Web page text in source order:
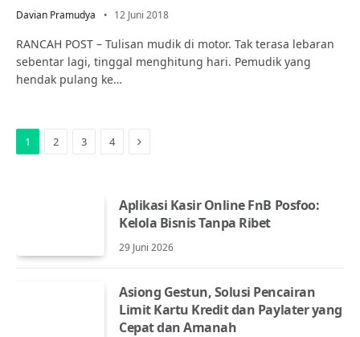
Davian Pramudya 12 Juni 2018
RANCAH POST – Tulisan mudik di motor. Tak terasa lebaran
sebentar lagi, tinggal menghitung hari. Pemudik yang
hendak pulang ke…
1 2 3 4 Next
Aplikasi Kasir Online FnB Posfoo:
Kelola Bisnis Tanpa Ribet
29 Juni 2026
Asiong Gestun, Solusi Pencairan
Limit Kartu Kredit dan Paylater yang
Cepat dan Amanah